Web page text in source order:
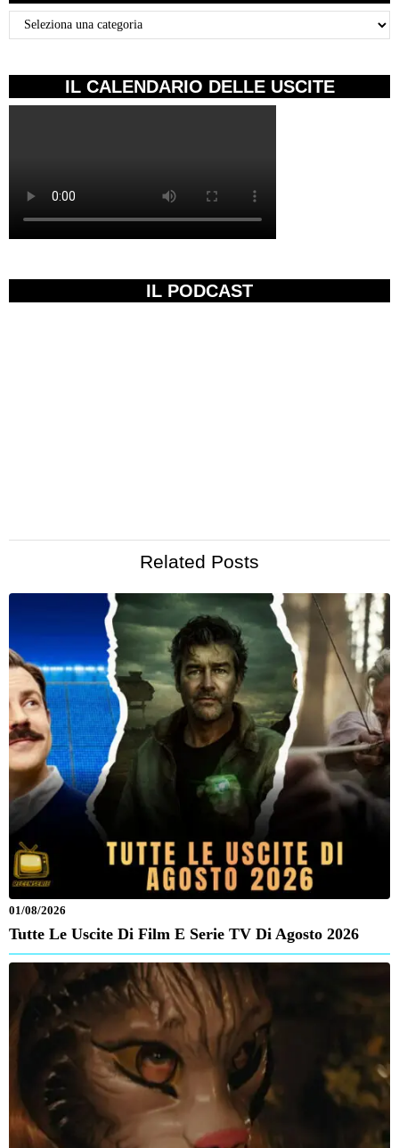
Categorie
IL CALENDARIO DELLE USCITE
IL PODCAST
Related Posts
01/08/2026
Tutte Le Uscite Di Film E Serie TV Di Agosto 2026